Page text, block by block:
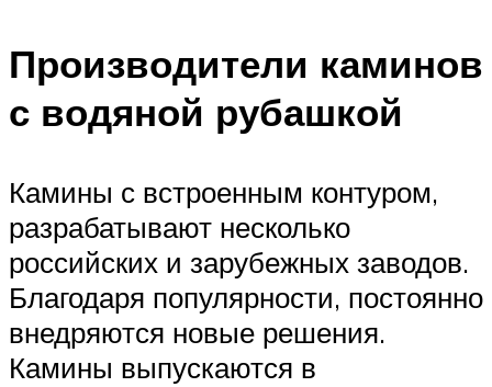
Производители каминов
с водяной рубашкой
Камины с встроенным контуром,
разрабатывают несколько
российских и зарубежных заводов.
Благодаря популярности, постоянно
внедряются новые решения.
Камины выпускаются в